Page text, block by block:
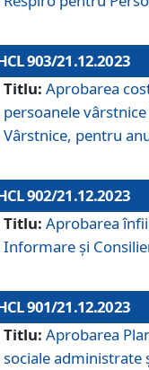
903/21.12.2023
Titlu: Aprobarea
persoanele
Vârstnice, pentru
902/21.12.2023
Titlu: Aprobarea
Informare și
901/21.12.2023
Titlu: Aprobarea
sociale administrate